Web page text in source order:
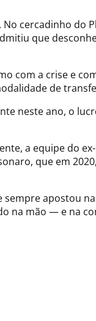
cercadinho do
que
com a crise e
de
neste ano, o
a equipe do
que em
sempre apostou
na mão — e na